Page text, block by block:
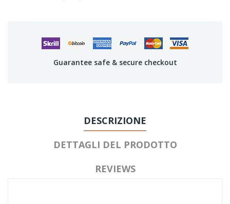
Guarantee safe & secure checkout
DESCRIZIONE
DETTAGLI DEL PRODOTTO
REVIEWS